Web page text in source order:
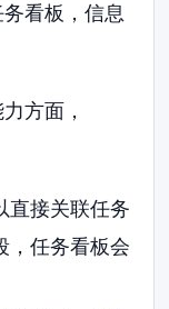
看板，信息
方面，
直接关联任务
，任务看板会